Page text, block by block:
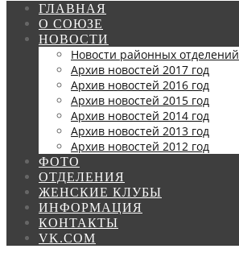
ГЛАВНАЯ
О СОЮЗЕ
НОВОСТИ
Новости районных отделений
Архив новостей 2017 год
Архив новостей 2016 год
Архив новостей 2015 год
Архив новостей 2014 год
Архив новостей 2013 год
Архив новостей 2012 год
ФОТО
ОТДЕЛЕНИЯ
ЖЕНСКИЕ КЛУБЫ
ИНФОРМАЦИЯ
КОНТАКТЫ
VK.COM